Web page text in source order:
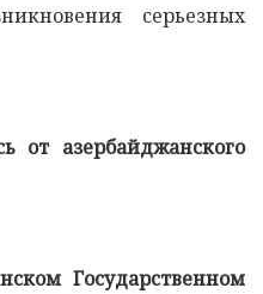
серьезных
от азербайджанского
Государственном